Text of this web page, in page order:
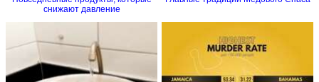
снижают давление